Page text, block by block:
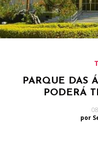
PARQUE DAS
PODERÁ
por